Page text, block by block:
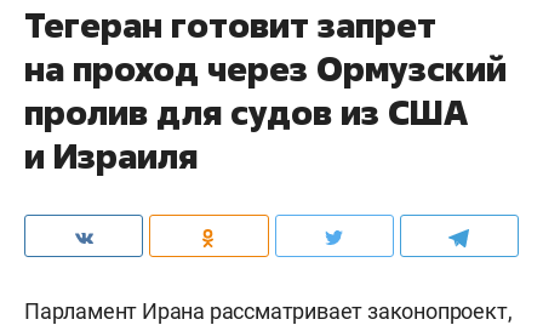
Тегеран готовит запрет
на проход через Ормузский
пролив для судов из США
и Израиля
Парламент Ирана рассматривает законопроект,